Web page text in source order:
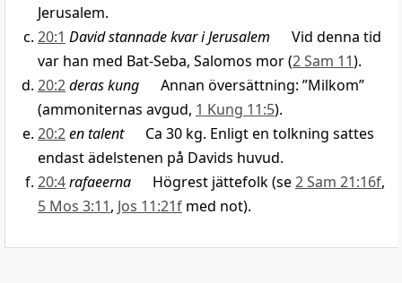
Jerusalem.
20:1 David stannade kvar i Jerusalem Vid denna tid
var han med Bat-Seba, Salomos mor (2 Sam 11).
20:2deras kung Annan översättning: ”Milkom”
(ammoniternas avgud, 1 Kung 11:5).
20:2en talentCa 30 kg. Enligt en tolkning sattes
endast ädelstenen på Davids huvud.
20:4rafaeerna Högrest jättefolk (se2 Sam 21:16f,
5 Mos 3:11, Jos 11:21f med not).